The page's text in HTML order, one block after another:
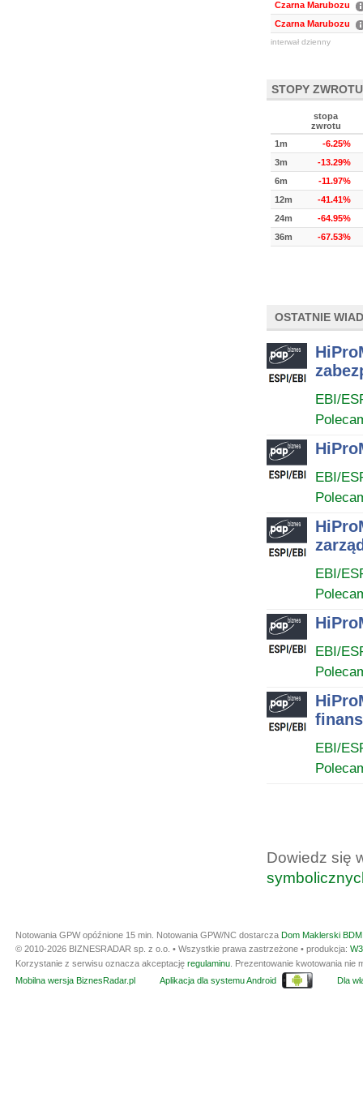
Czarna Marubozu
Czarna Marubozu
interwał dzienny
STOPY ZWROTU
stopa
zwrotu
1m
-6.25%
3m
-13.29%
6m
-11.97%
12m
-41.41%
24m
-64.95%
36m
-67.53%
OSTATNIE
EBI/
EBI/
EBI/
EBI/
EBI/
Dowiedz się
Notowania GPW opóźnione 15 min. Notowania GPW/NC dostarcza Dom Maklerski
© 2010-2026 BIZNESRADAR sp. z o.o. • Wszystkie prawa zastrzeżone • produkcja:
Korzystanie z serwisu oznacza akceptację regulaminu. Prezentowanie kwotowania nie
Mobilna wersja BiznesRadar.pl
Aplikacja dla systemu Android Dla